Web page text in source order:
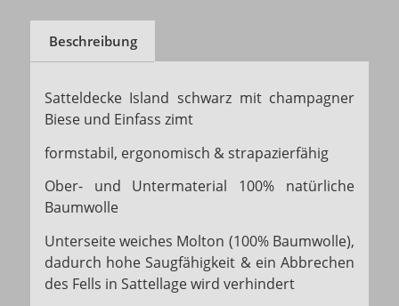
Beschreibung
Satteldecke Island schwarz mit champagner
Biese und Einfass zimt
formstabil, ergonomisch & strapazierfähig
Ober- und Untermaterial 100% natürliche
Baumwolle
Unterseite weiches Molton (100% Baumwolle),
dadurch hohe Saugfähigkeit & ein Abbrechen
des Fells in Sattellage wird verhindert